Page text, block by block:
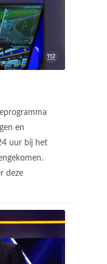
en
uur bij het
deze